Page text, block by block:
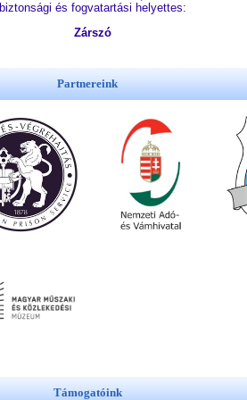
biztonsági és fogvatartási helyettes:
Zárszó
Partnereink
Támogatóink